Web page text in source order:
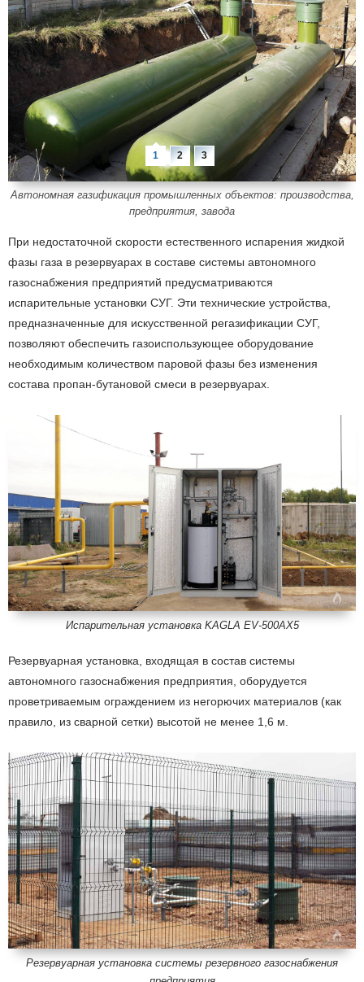
Автономная газификация промышленных объектов: производства,
предприятия, завода
При недостаточной скорости естественного испарения жидкой
фазы газа в резервуарах в составе системы автономного
газоснабжения предприятий предусматриваются
испарительные установки СУГ. Эти технические устройства,
предназначенные для искусственной регазификации СУГ,
позволяют обеспечить газоиспользующее оборудование
необходимым количеством паровой фазы без изменения
состава пропан-бутановой смеси в резервуарах.
Испарительная установка KAGLA EV-500AX5
Резервуарная установка, входящая в состав системы
автономного газоснабжения предприятия, оборудуется
проветриваемым ограждением из негорючих материалов (как
правило, из сварной сетки) высотой не менее 1,6 м.
Резервуарная установка системы резервного газоснабжения